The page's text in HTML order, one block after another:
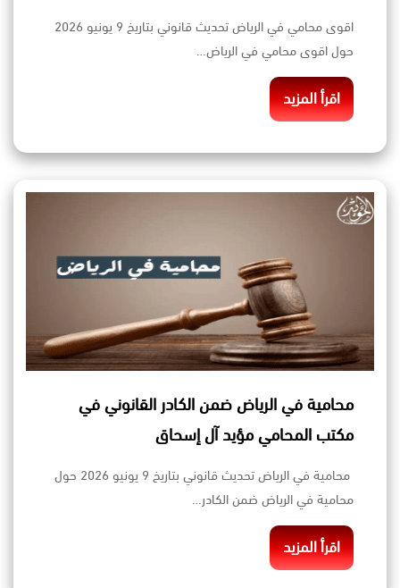
اقوى محامي في الرياض تحديث قانوني بتاريخ 9 يونيو 2026
حول اقوى محامي في الرياض…
اقرأ المزيد
محامية في الرياض ضمن الكادر القانوني في
مكتب المحامي مؤيد آل إسحاق
محامية في الرياض تحديث قانوني بتاريخ 9 يونيو 2026 حول
محامية في الرياض ضمن الكادر…
اقرأ المزيد